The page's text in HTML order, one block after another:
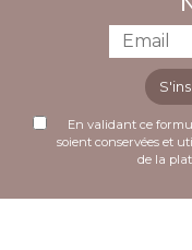
En validant ce
soient conservées et
de la